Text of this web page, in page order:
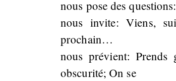
nous pose des
nous invite: Viens,
prochain…
nous prévient:
obscurité; On se